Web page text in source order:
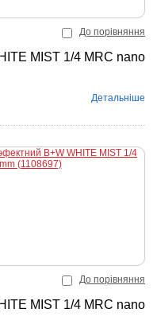
До порівняння
MIST 1/4 MRC nano
Детальніше
До порівняння
MIST 1/4 MRC nano